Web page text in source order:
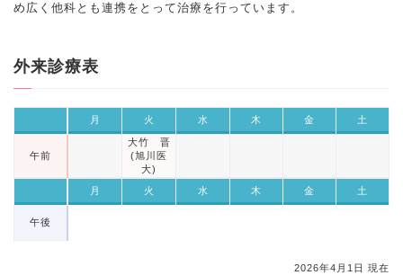
め広く他科とも連携をとって治療を行っています。
外来診療表
月 火 水 木 金 土
午前
大竹 晋
(旭川医
大)
月
火 水 木 金 土
午後
2026年4月1日 現在